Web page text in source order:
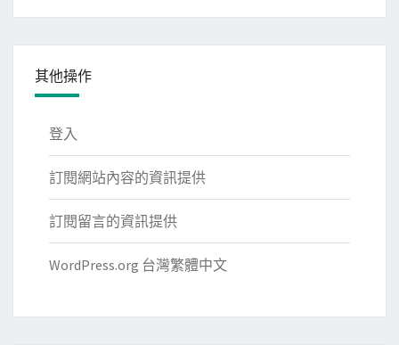
其他操作
登入
訂閱網站內容的資訊提供
訂閱留言的資訊提供
WordPress.org 台灣繁體中文